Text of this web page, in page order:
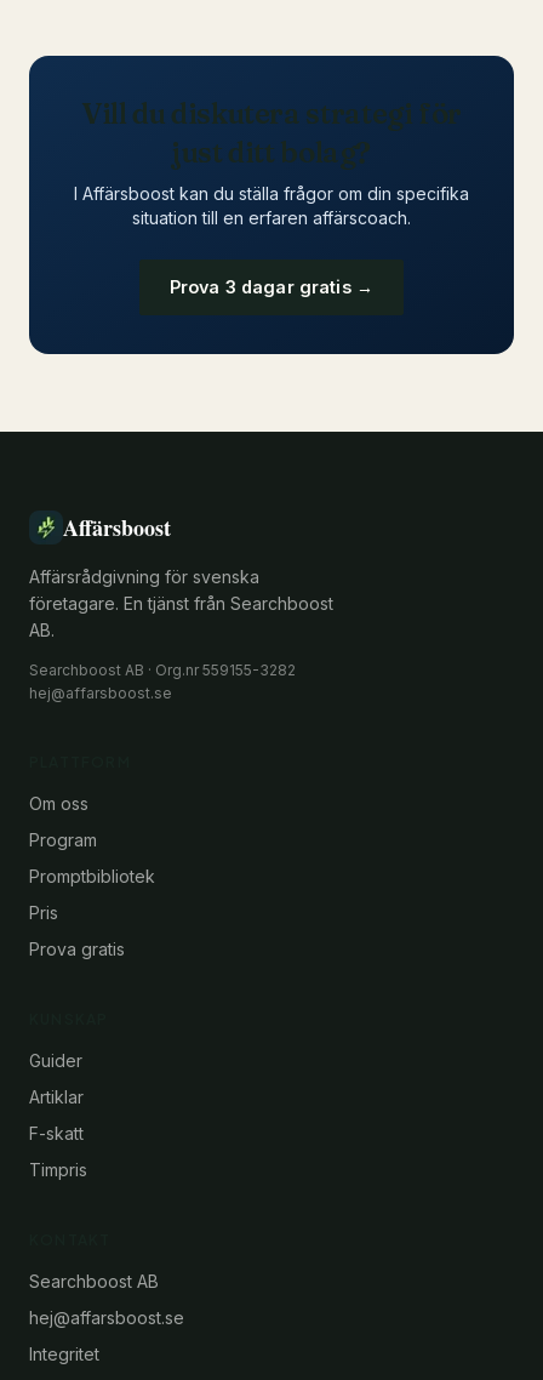
Vill du diskutera strategi för
just ditt bolag?
I Affärsboost kan du ställa frågor om din specifika
situation till en erfaren affärscoach.
Prova 3 dagar gratis →
Affärsboost
Affärsrådgivning för svenska
företagare. En tjänst från Searchboost
AB.
Searchboost AB · Org.nr 559155-3282
hej@affarsboost.se
Om oss
Program
Promptbibliotek
Pris
Prova gratis
Guider
Artiklar
F-skatt
Timpris
Searchboost AB
hej@affarsboost.se
Integritet